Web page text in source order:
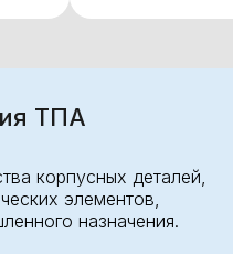
ТПА
корпусных деталей,
элементов,
назначения.